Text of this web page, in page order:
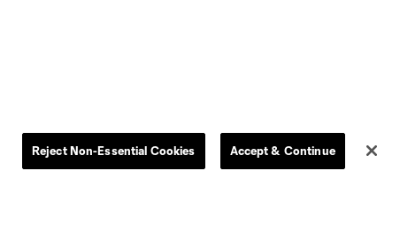
Reject Non-Essential Cookies Accept & Continue